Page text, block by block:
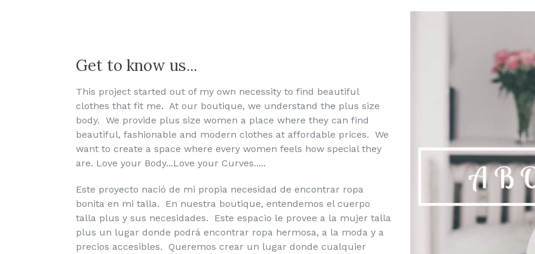
Get to know us...
This project started out of my own necessity to find beautiful
clothes that fit me. At our boutique, we understand the plus size
body. We provide plus size women a place where they can find
beautiful, fashionable and modern clothes at affordable prices. We
want to create a space where every women feels how special they
are. Love your Body...Love your Curves.....
Este proyecto nació de mi propia necesidad de encontrar ropa
bonita en mi talla. En nuestra boutique, entendemos el cuerpo
talla plus y sus necesidades. Este espacio le provee a la mujer talla
plus un lugar donde podrá encontrar ropa hermosa, a la moda y a
precios accesibles. Queremos crear un lugar donde cualquier